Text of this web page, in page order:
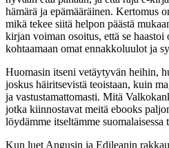
hämärä ja epämääräinen. Kertomus
mikä tekee siitä helpon päästä
kirjan voiman osoitus, että se
kohtaamaan omat ennakkoluulot ja
Huomasin itseni vetäytyvän heihin,
joskus häiritsevistä teoistaan, kuin
ja vastustamattomasti. Mitä
jotka kiinnostavat meitä ebooks
löydämme itseltämme
Kun luet Angusin ja Edileanin